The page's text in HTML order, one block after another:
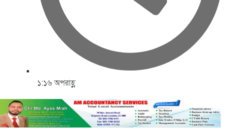
১:১৬ অপরাহ্ণ